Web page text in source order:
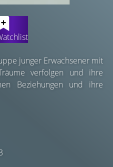
junger Erwachsener mit
verfolgen und ihre
Beziehungen und ihre